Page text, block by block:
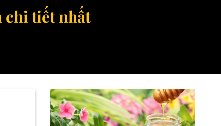
chi tiết nhất